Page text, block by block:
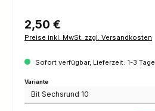
Regulärer Preis:
2,50 €
Preise inkl. MwSt. zzgl. Versandkosten
Sofort verfügbar, Lieferzeit: 1-3 Tage
Varianteauswählen